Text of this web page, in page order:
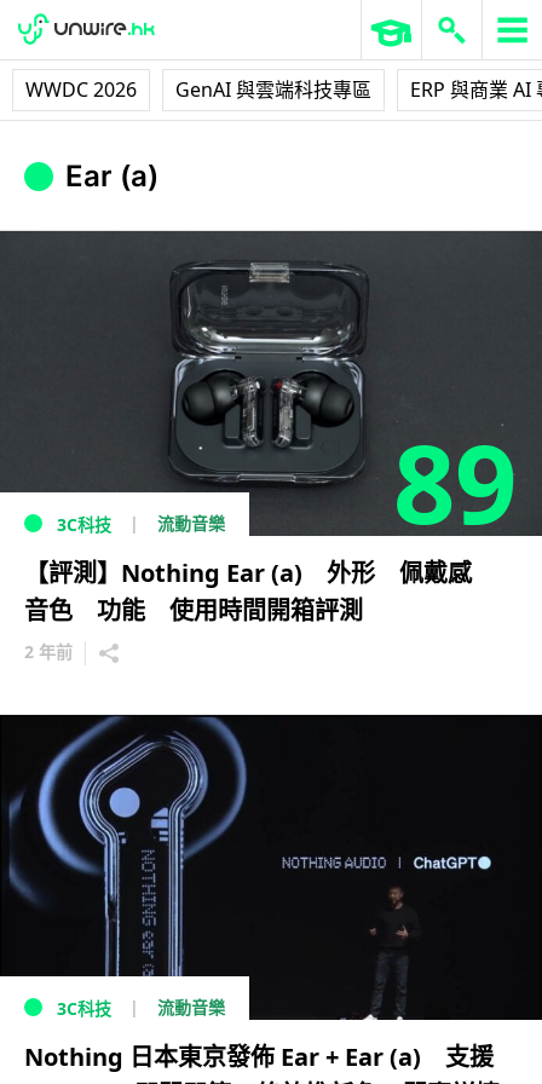
WWDC 2026 GenAI 與雲端科技專區 ERP 與商業 AI
Ear (a)
89
3C科技 流動音樂
【評測】Nothing Ear (a) 外形 佩戴感
音色 功能 使用時間開箱評測
2 年前
3C科技 流動音樂
Nothing 日本東京發佈 Ear + Ear (a) 支援